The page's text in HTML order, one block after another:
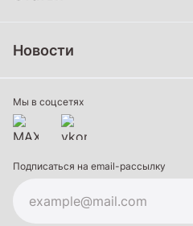
Дополнительное образование
Новости
Мы в соцсетях
Подписаться на email-рассылку